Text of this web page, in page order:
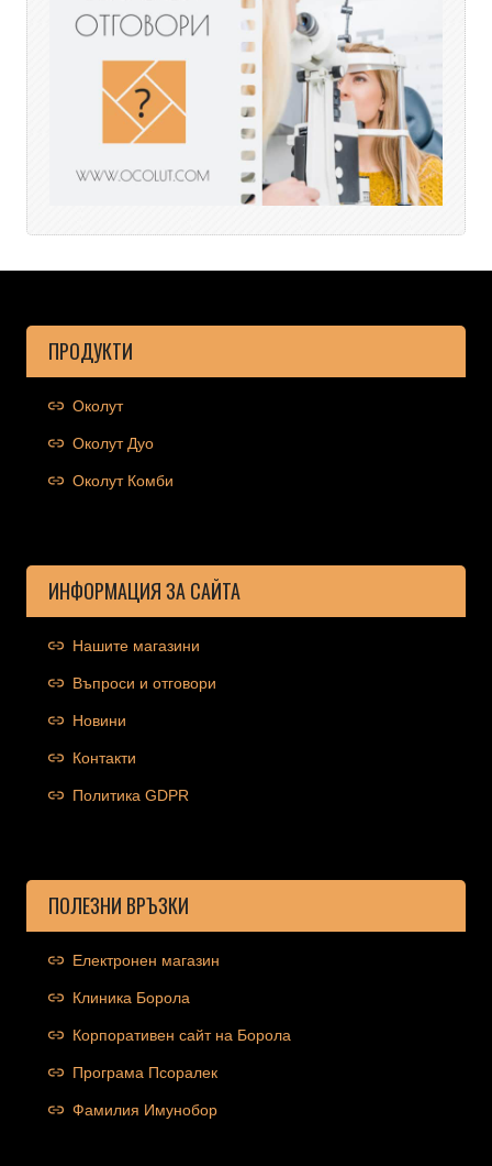
ПРОДУКТИ
Околут
Околут Дуо
Околут Комби
ИНФОРМАЦИЯ ЗА САЙТА
Нашите магазини
Въпроси и отговори
Новини
Контакти
Политика GDPR
ПОЛЕЗНИ ВРЪЗКИ
Електронен магазин
Клиника Борола
Корпоративен сайт на Борола
Програма Псоралек
Фамилия Имунобор